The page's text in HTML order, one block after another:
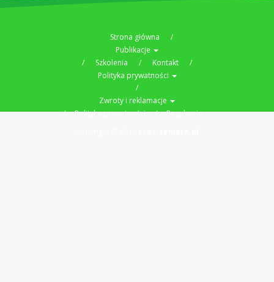
Strona główna
Publikacje
Szkolenia
Kontakt
Polityka prywatności
Zwroty i reklamacje
Polityka prywatności
Regulamin